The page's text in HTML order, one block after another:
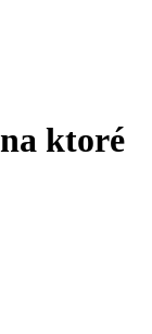
ktoré